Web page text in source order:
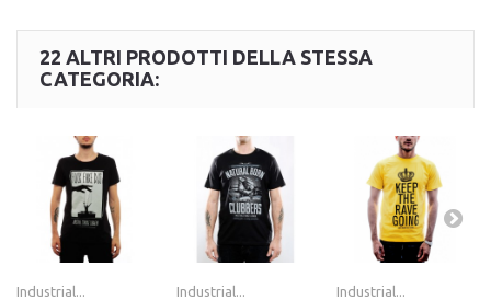
22 ALTRI PRODOTTI DELLA STESSA
CATEGORIA:
Industrial... Industrial... Industrial...